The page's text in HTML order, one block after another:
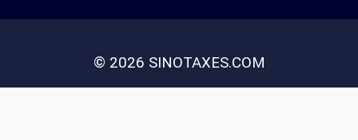
© 2026 SINOTAXES.COM